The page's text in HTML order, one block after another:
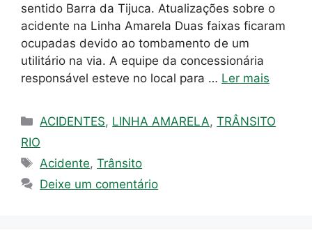
sentido Barra da Tijuca. Atualizações sobre o
acidente na Linha Amarela Duas faixas ficaram
ocupadas devido ao tombamento de um
utilitário na via. A equipe da concessionária
responsável esteve no local para … Ler mais
Categorias
ACIDENTES, LINHA AMARELA,TRÂNSITO
RIO
Tags
Acidente,Trânsito
Deixe um comentário